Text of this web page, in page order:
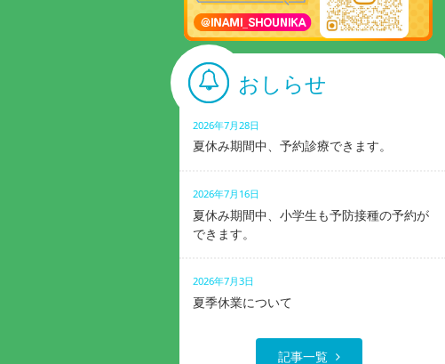
おしらせ
2026年7月28日
夏休み期間中、予約診療できます。
2026年7月16日
夏休み期間中、小学生も予防接種の予約が
できます。
2026年7月3日
夏季休業について
記事一覧